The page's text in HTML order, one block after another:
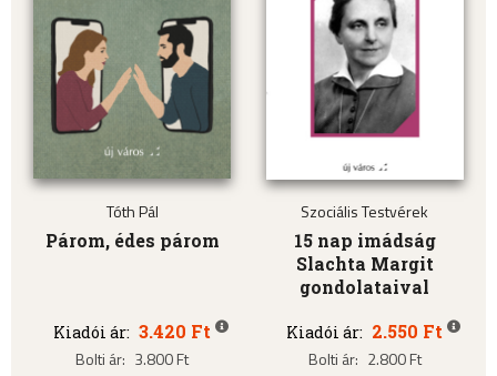
Tóth Pál
Párom, édes párom
Kiadói ár: 3.420 Ft
Bolti ár: 3.800 Ft
Szociális Testvérek
15 nap imádság
Slachta Margit
gondolataival
Kiadói ár: 2.550 Ft
Bolti ár: 2.800 Ft